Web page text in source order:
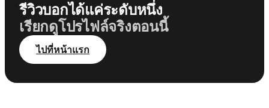
รีวิวบอกได้แค่ระดับหนึ่ง
เรียกดูโปรไฟล์จริงตอนนี้
ไปที่หน้าแรก